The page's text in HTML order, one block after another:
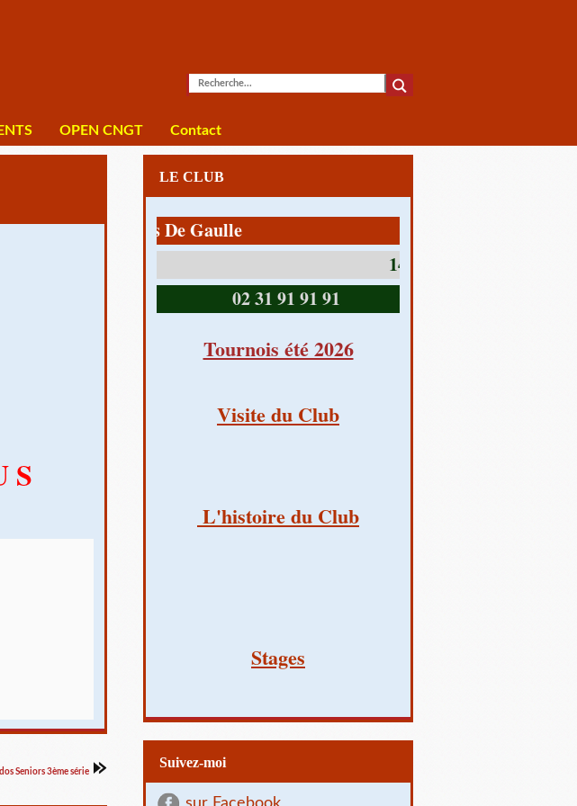
OPEN CNGT Contact
S
Seniors 3ème série
LE CLUB
1 av Charles De Gaulle
14390 CABOURG
02 31 91 91 91
Tournois été 2026
Visite du Club
L'histoire du Club
Stages
Suivez-moi
sur Facebook